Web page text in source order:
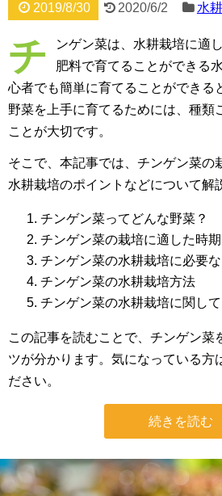
2019/8/30 2020/6/2 水
チ
ンゲン菜は、水耕栽培に適
肥料で育てることができる
心者でも簡単に育てることができる
野菜を上手に育てるためには、種類
ことが大切です。
そこで、本記事では、チンゲン菜の
水耕栽培のポイントなどについて解
チンゲン菜ってどんな野菜？
チンゲン菜の栽培に適した時期
チンゲン菜の水耕栽培に必要
チンゲン菜の水耕栽培方法
チンゲン菜の水耕栽培に関し
この記事を読むことで、チンゲン菜
ツが分かります。気になっている方
ださい。
続きを読む